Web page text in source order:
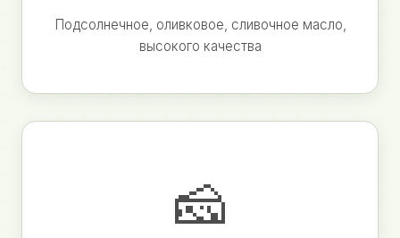
Подсолнечное, оливковое, сливочное масло,
высокого качества
🧀